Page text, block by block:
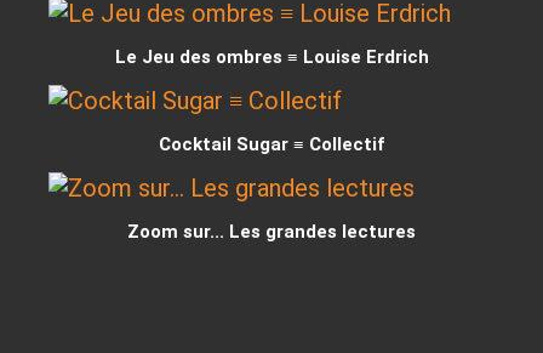
Le Jeu des ombres ≡ Louise Erdrich
Cocktail Sugar ≡ Collectif
Zoom sur... Les grandes lectures